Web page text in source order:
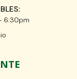
6:30pm